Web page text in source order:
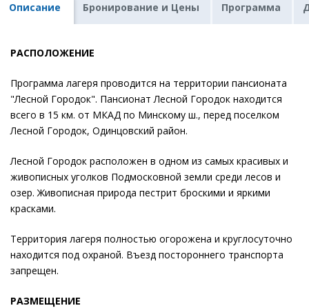
Описание Бронирование и Цены Программа
РАСПОЛОЖЕНИЕ
Программа лагеря проводится на территории пансионата
"Лесной Городок". Пансионат Лесной Городок находится
всего в 15 км. от МКАД по Минскому ш., перед поселком
Лесной Городок, Одинцовский район.
Лесной Городок расположен в одном из самых красивых и
живописных уголков Подмосковной земли среди лесов и
озер. Живописная природа пестрит броскими и яркими
красками.
Территория лагеря полностью огорожена и круглосуточно
находится под охраной. Въезд постороннего транспорта
запрещен.
РАЗМЕЩЕНИЕ